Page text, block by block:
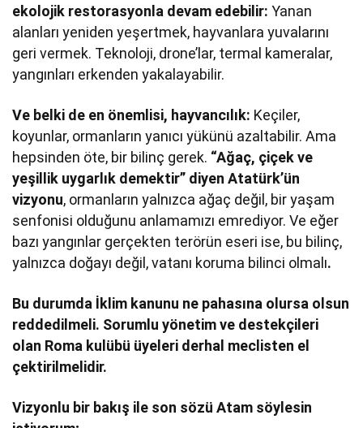
ekolojik restorasyonla devam edebilir: Yanan
alanları yeniden yeşertmek, hayvanlara yuvalarını
geri vermek. Teknoloji, drone’lar, termal kameralar,
yangınları erkenden yakalayabilir.
Ve belki de en önemlisi, hayvancılık: Keçiler,
koyunlar, ormanların yanıcı yükünü azaltabilir. Ama
hepsinden öte, bir bilinç gerek. “Ağaç, çiçek ve
yeşillik uygarlık demektir” diyen Atatürk’ün
vizyonu, ormanların yalnızca ağaç değil, bir yaşam
senfonisi olduğunu anlamamızı emrediyor. Ve eğer
bazı yangınlar gerçekten terörün eseri ise, bu bilinç,
yalnızca doğayı değil, vatanı koruma bilinci olmalı.
Bu durumda İklim kanunu ne pahasına olursa olsun
reddedilmeli. Sorumlu yönetim ve destekçileri
olan Roma kulübü üyeleri derhal meclisten el
çektirilmelidir.
Vizyonlu bir bakış ile son sözü Atam söylesin